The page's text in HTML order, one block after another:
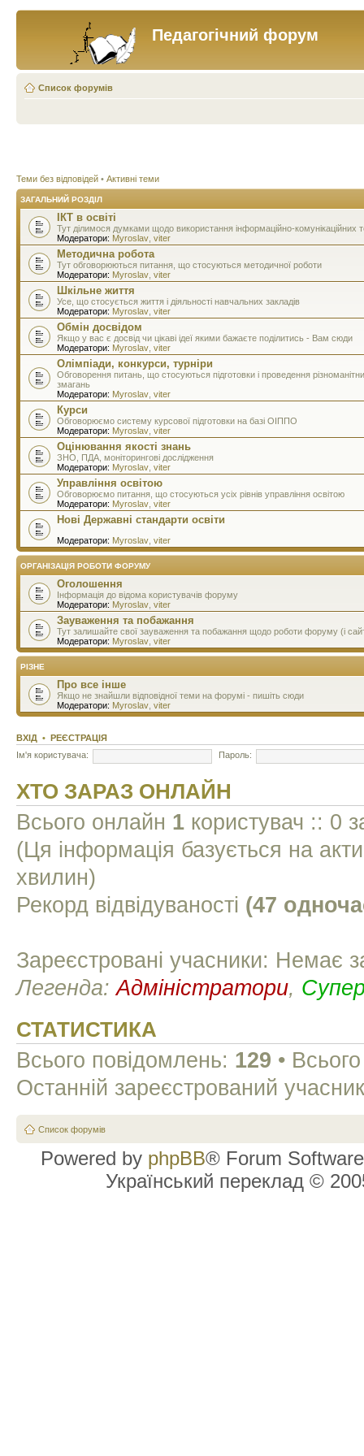
Педагогічний форум
Список форумів
Теми без відповідей • Активні теми
ЗАГАЛЬНИЙ РОЗДІЛ
ІКТ в освіті
Тут ділимося думками щодо використання інформаційно-комунікаційних
Модератори: Myroslav viter
Методична робота
Тут обговорюються питання, що стосуються методичної роботи
Модератори: Myroslav viter
Шкільне життя
Усе, що стосується життя і діяльності навчальних закладів
Модератори: Myroslav viter
Обмін досвідом
Якщо у вас є досвід чи цікаві ідеї якими бажаєте поділитись - Вам сюди
Модератори: Myroslav viter
Олімпіади, конкурси, турніри
Обговорення питань, що стосуються підготовки і проведення
змагань
Модератори: Myroslav viter
Курси
Обговорюємо систему курсової підготовки на базі ОІППО
Модератори: Myroslav viter
Оцінювання якості знань
ЗНО, ПДА, моніторингові дослідження
Модератори: Myroslav viter
Управління освітою
Обговорюємо питання, що стосуються усіх рівнів управління освітою
Модератори: Myroslav viter
Нові Державні стандарти освіти
Модератори: Myroslav viter
ОРГАНІЗАЦІЯ РОБОТИ ФОРУМУ
Оголошення
Інформація до відома користувачів форуму
Модератори: Myroslav viter
Зауваження та побажання
Тут залишайте свої зауваження та побажання щодо роботи форуму (і
Модератори: Myroslav viter
РІЗНЕ
Про все інше
Якщо не знайшли відповідної теми на форумі - пишіть сюди
Модератори: Myroslav viter
ВХІД • РЕЄСТРАЦІЯ
Ім'я користувача:
Пароль:
ХТО ЗАРАЗ ОНЛАЙН
Всього онлайн 1 користувач :: 0
(Ця інформація базується на
хвилин)
Рекорд відвідуваності (47
Зареєстровані учасники: Немає
Легенда:Адміністратори,
СТАТИСТИКА
Всього повідомлень: 129 •
Останній зареєстрований
Список форумів
Powered by phpBB® Forum
Український переклад ©